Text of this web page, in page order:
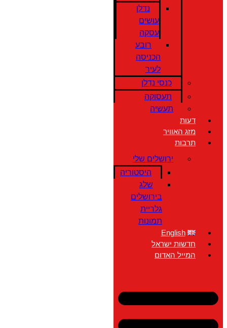
נדלן
עושים
עסקה
רובע
הכניסה
לעיר
כנסי נדלן
תעסוקה
תעשיה
דעות
מזג האוויר
תרבות
ירושלים שלי
היסטוריה
שלג
בירושלים
גלריית
תמונות
English
חדשות ישראל
המייל האדום